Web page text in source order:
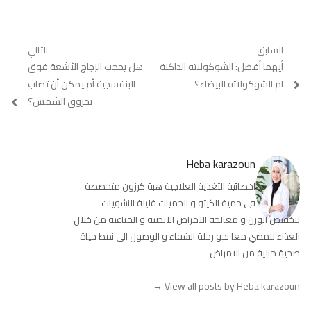
تصفّح
المقالات
السابق
Previous
post:
أيهما أفضل: الشوكولاته الداكنة
ام الشوكولاته البيضاء؟
التالي
Next
post:
هل يحجب الزجاج الأشعة فوق
البنفسجية أم يمكن أن تصاب
بحروق الشمس؟
Heba karazoun
اخصائية التغذية العلاجية هبة كرزون متخصصة
في حمية الكيتو و الحميات قليلة النشويات
لتخفيض الوزن و معالجة الامراض الايضية و المناعية من خلال
الغذاء للمضي معا نحو رحلة الشفاء و الوصول الى نمط حياة
صحية خالية من الامراض
View all posts by Heba karazoun
→